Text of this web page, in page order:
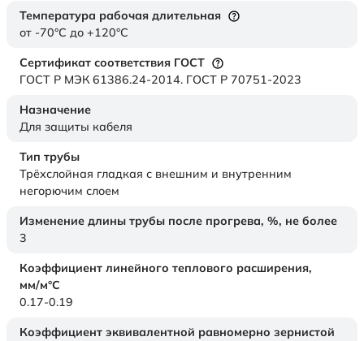
Температура рабочая длительная
от -70°C до +120°C
Сертификат соответствия ГОСТ
ГОСТ Р МЭК 61386.24-2014. ГОСТ Р 70751-2023
Назначение
Для защиты кабеля
Тип трубы
Трёхслойная гладкая с внешним и внутренним
негорючим слоем
Изменение длины трубы после прогрева, %, не более
3
Коэффициент линейного теплового расширения,
мм/м°С
0.17-0.19
Коэффициент эквивалентной равномерно зернистой